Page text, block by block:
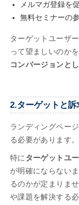
メルマガ登録を
無料セミナーの
ターゲットユーザ
って望ましいのか
コンバージョンと
2.ターゲットと
ランディングペー
る必要があります。
特に ターゲットユ
が明確にならない
るのかが定まりま
や課題を解決する